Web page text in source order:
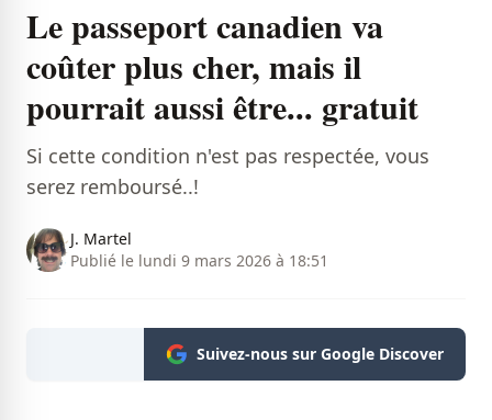
Le passeport canadien va
coûter plus cher, mais il
pourrait aussi être... gratuit
Si cette condition n'est pas respectée, vous
serez remboursé..!
J. Martel
Publié le lundi 9 mars 2026 à 18:51
Suivez-nous sur Google Discover